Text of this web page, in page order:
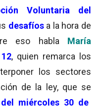
Voluntaria del
desafíosa la hora de
eso habla María
, quien remarca los
los sectores
de la ley, que se
miércoles 30 de